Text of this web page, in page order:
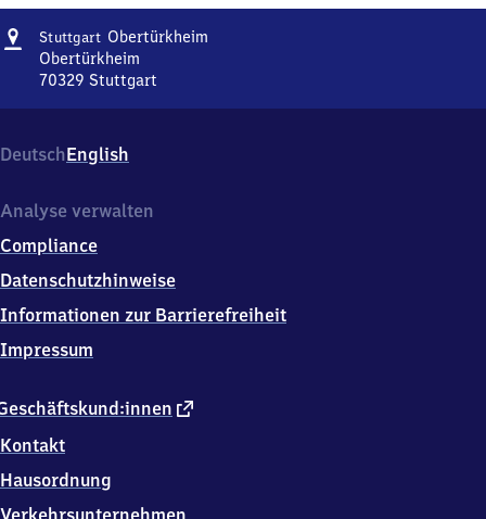
Adresse
Stuttgart Obertürkheim
Obertürkheim
70329 Stuttgart
Obertürkheim,
7
3
9
Stuttgart
DeutschEnglish
externer
Kontakt
Hausordnung
Verkehrsunternehmen
Analyse verwalten
Compliance
Datenschutzhinweise
Informationen zur Barrierefreiheit
Impressum